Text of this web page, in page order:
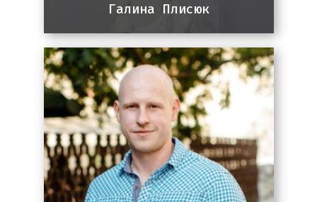
Галина Плисюк
DEV
4+ роки досвіду роботи з сайтами
на різних CMS. Основна
спеціалізація: WordPress,
створення та підтримка сайтів,
робота з плагінами, оптимізація
під SEO.